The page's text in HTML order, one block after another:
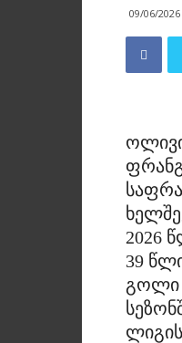
09/06/2026
2026
39
გოლი
ლიგის